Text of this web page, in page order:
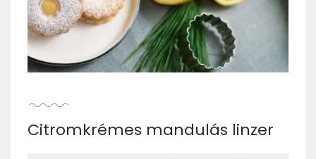
Citromkrémes mandulás linzer